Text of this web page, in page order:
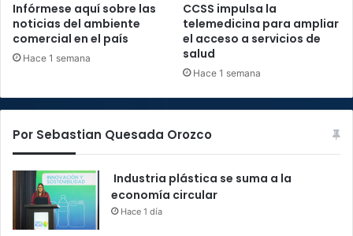
Infórmese aquí sobre las
noticias del ambiente
comercial en el país
Hace 1 semana
CCSS impulsa la
telemedicina para ampliar
el acceso a servicios de
salud
Hace 1 semana
Por Sebastian Quesada Orozco
Industria plástica se suma a la
economía circular
Hace 1 día